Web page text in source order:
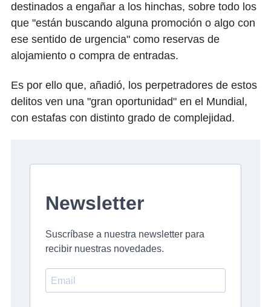
destinados a engañar a los hinchas, sobre todo los
que "están buscando alguna promoción o algo con
ese sentido de urgencia" como reservas de
alojamiento o compra de entradas.
Es por ello que, añadió, los perpetradores de estos
delitos ven una "gran oportunidad" en el Mundial,
con estafas con distinto grado de complejidad.